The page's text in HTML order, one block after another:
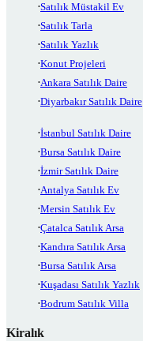
Satılık Müstakil Ev
Satılık Tarla
Satılık Yazlık
Konut Projeleri
Ankara Satılık Daire
Diyarbakır Satılık Daire
İstanbul Satılık Daire
Bursa Satılık Daire
İzmir Satılık Daire
Antalya Satılık Ev
Mersin Satılık Ev
Çatalca Satılık Arsa
Kandıra Satılık Arsa
Bursa Satılık Arsa
Kuşadası Satılık Yazlık
Bodrum Satılık Villa
Kiralık